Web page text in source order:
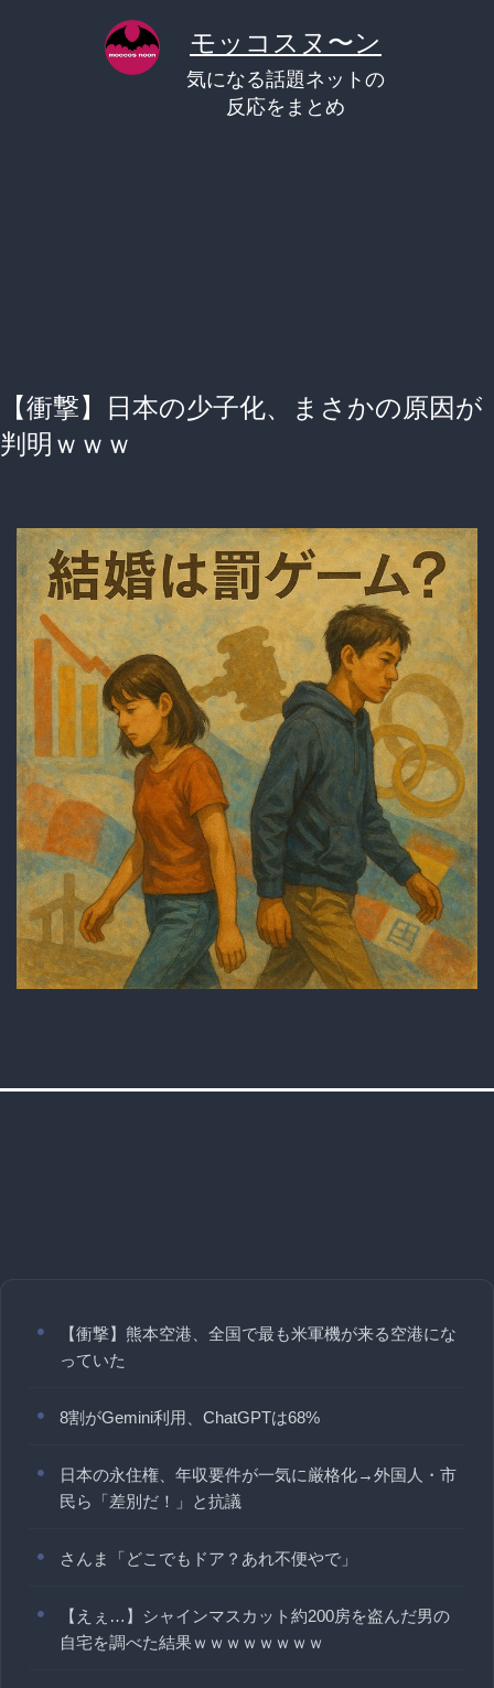
モッコスヌ〜ン
気になる話題ネットの
反応をまとめ
【衝撃】日本の少子化、まさかの原因が
判明ｗｗｗ
【衝撃】熊本空港、全国で最も米軍機が来る空港にな
っていた
8割がGemini利用、ChatGPTは68%
日本の永住権、年収要件が一気に厳格化→外国人・市
民ら「差別だ！」と抗議
さんま「どこでもドア？あれ不便やで」
【えぇ…】シャインマスカット約200房を盗んだ男の
自宅を調べた結果ｗｗｗｗｗｗｗｗ